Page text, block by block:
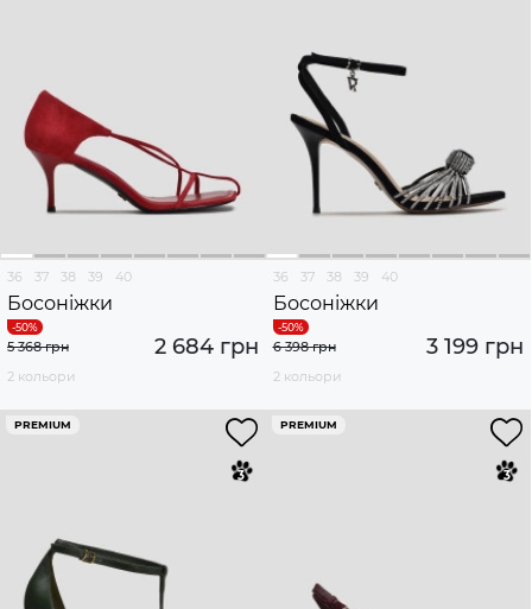
36 37 38 39 40
Босоніжки
2 684 грн
5 368 грн
2 кольори
36 37 38 39 40
Босоніжки
3 199 грн
6 398 грн
2 кольори
PREMIUM PREMIUM